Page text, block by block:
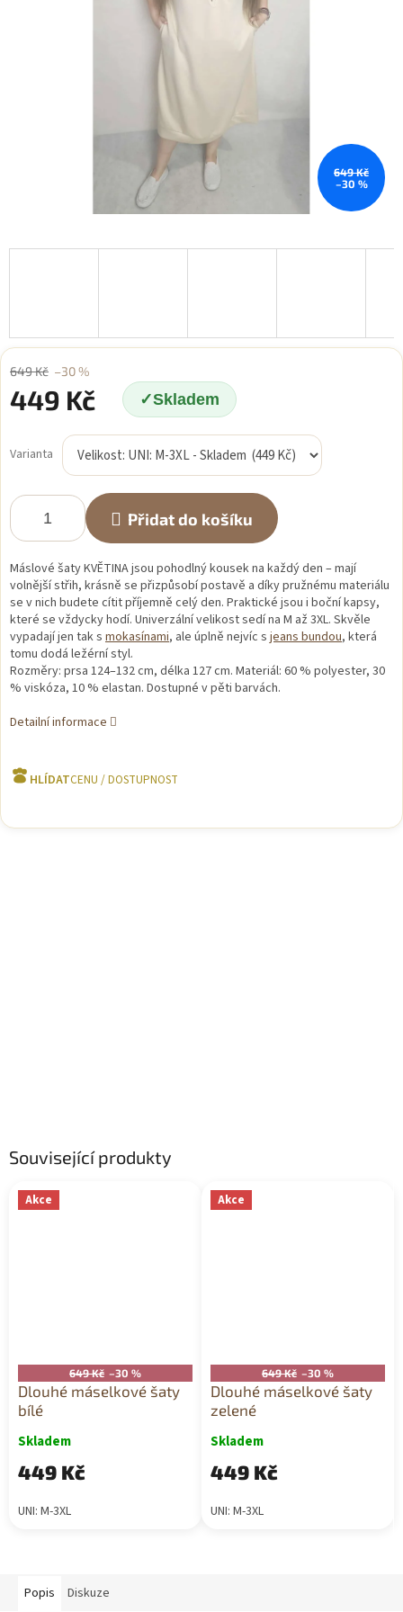
649 Kč
–30 %
649 Kč –30 %
449 Kč Skladem
cena:
Varianta
Přidat do košíku
Máslové šaty KVĚTINA jsou pohodlný kousek na každý den – mají
volnější střih, krásně se přizpůsobí postavě a díky pružnému materiálu
se v nich budete cítit příjemně celý den. Praktické jsou i boční kapsy,
které se vždycky hodí. Univerzální velikost sedí na M až 3XL. Skvěle
vypadají jen tak s mokasínami, ale úplně nejvíc s jeans bundou, která
tomu dodá ležérní styl.
Rozměry: prsa 124–132 cm, délka 127 cm. Materiál: 60 % polyester, 30
% viskóza, 10 % elastan. Dostupné v pěti barvách.
Detailní informace
HLÍDAT
Související produkty
Akce
649 Kč –30 %
Dlouhé máselkové šaty
bílé
Skladem
449 Kč
UNI: M-3XL
Akce
649 Kč –30 %
Dlouhé máselkové šaty
zelené
Skladem
449 Kč
UNI: M-3XL
Popis Diskuze